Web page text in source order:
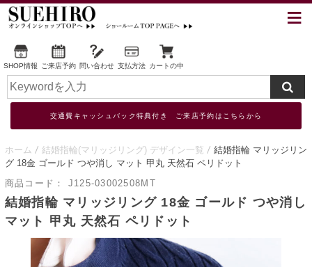
SHOP情報 ご来店予約 問い合わせ 支払方法 カートの中
交通費キャッシュバック特典付き ご来店予約はこちらから
ホーム 結婚指輪(マリッジリング) デザイン一覧
結婚指輪 マリッジリン
グ 18金 ゴールド つや消し マット 甲丸 天然石 ペリドット
商品コード：
J125-03002508MT
結婚指輪 マリッジリング 18金 ゴールド つや消し
マット 甲丸 天然石 ペリドット